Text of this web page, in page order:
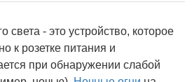
света - это устройство, которое
к розетке питания и
при обнаружении слабой